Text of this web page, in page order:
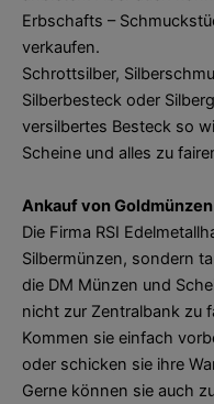
Erbschafts –
verkaufen.
Schrottsilber,
Silberbesteck oder
versilbertes Besteck so
Scheine und alles zu
Ankauf von Goldmünzen
Die Firma RSI
Silbermünzen, sondern
die DM Münzen und
nicht zur Zentralbank zu
Kommen sie einfach
oder schicken sie ihre
Gerne können sie auch